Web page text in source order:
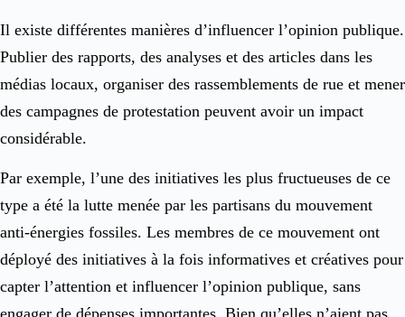
Il existe différentes manières d’influencer l’opinion publique.
Publier des rapports, des analyses et des articles dans les
médias locaux, organiser des rassemblements de rue et mener
des campagnes de protestation peuvent avoir un impact
considérable.
Par exemple, l’une des initiatives les plus fructueuses de ce
type a été la lutte menée par les partisans du mouvement
anti-énergies fossiles. Les membres de ce mouvement ont
déployé des initiatives à la fois informatives et créatives pour
capter l’attention et influencer l’opinion publique, sans